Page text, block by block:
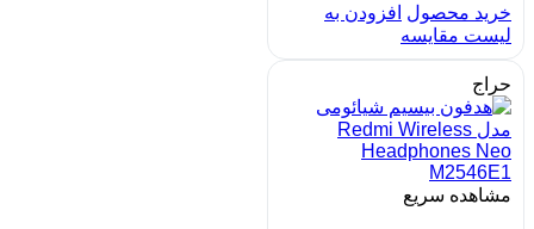
خرید محصول افزودن به
لیست مقایسه
حراج
مشاهده سریع